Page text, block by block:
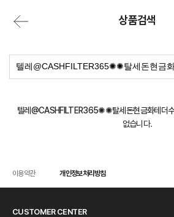
상품검색
텔레@CASHFILTER365✺✺탈세돈현금화테더
없습니다.
이용약관 개인정보처리방침
CUSTOMER CENTER